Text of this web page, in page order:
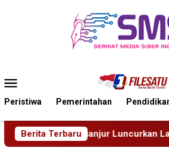
Mobile
Peristiwa Pemerintahan
Berita Terbaru
Air Bersih Gratis Atasi Krisis